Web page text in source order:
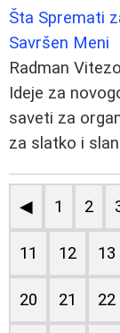
Šta Spremati
Savršen Meni
Radman
Ideje za
saveti za
za slatko i
◀ 1 2
11 12 13
20 21 22